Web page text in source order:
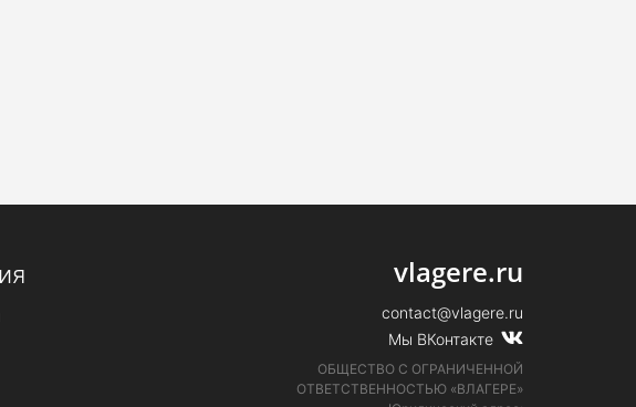
vlagere.ru
contact@vlagere.ru
Мы ВКонтакте
ОБЩЕСТВО С ОГРАНИЧЕННОЙ
ОТВЕТСТВЕННОСТЬЮ «ВЛАГЕРЕ»